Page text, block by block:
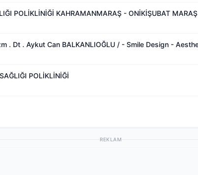
POLİKLİNİĞİ KAHRAMANMARAŞ - ONİKİŞUBAT MARAŞ
POLİKLİNİĞİ
REKLAM